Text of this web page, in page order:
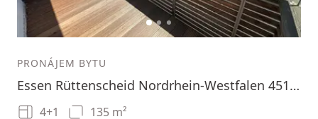
12 3
PRONÁJEM BYTU
Essen Rüttenscheid Nordrhein-Westfalen 45130
4+1 135 m²